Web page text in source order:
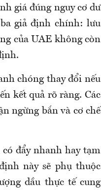
giá đúng nguy cơ dư
ba giả định chính: lưu
của UAE không còn
chóng thay đổi nếu
kết quả rõ ràng. Các
ngừng bắn và cơ chế
đẩy nhanh hay tạm
này sẽ phụ thuộc
dầu thực tế cung